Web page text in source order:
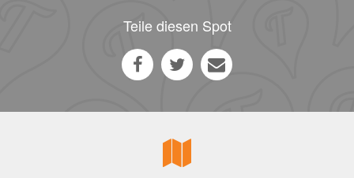
Teile diesen Spot